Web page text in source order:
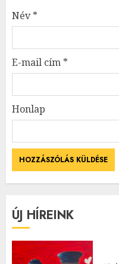
Név*
E-mail cím *
Honlap
ÚJ HÍREINK